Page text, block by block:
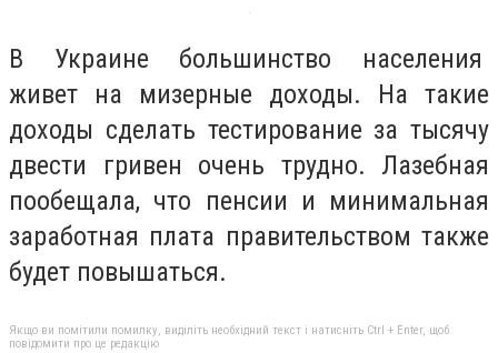
В Украине большинство населения
живет на мизерные доходы. На такие
доходы сделать тестирование за тысячу
двести гривен очень трудно. Лазебная
пообещала, что пенсии и минимальная
заработная плата правительством также
будет повышаться.
Якщо ви помітили помилку, виділіть необхідний текст і натисніть Ctrl + Enter, щоб
повідомити про це редакцію